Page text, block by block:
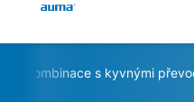
Produkty
Global
Vyhledávání
Kombinace s kyvnými